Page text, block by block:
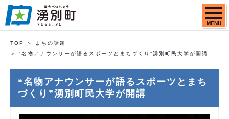
MENU
TOP
まちの話題
“名物アナウンサーが語るスポーツとまちづくり”湧別町民大学が開講
“名物アナウンサーが語るスポーツとまち
づくり”湧別町民大学が開講